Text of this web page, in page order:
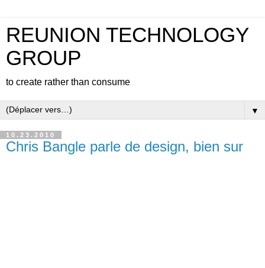
REUNION TECHNOLOGY
GROUP
to create rather than consume
▼
10.23.2010
Chris Bangle parle de design, bien sur